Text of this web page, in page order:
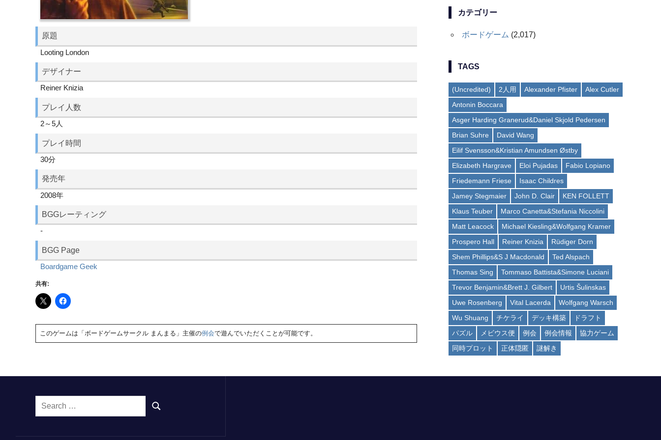
原題
Looting London
デザイナー
Reiner Knizia
プレイ人数
2～5人
プレイ時間
30分
発売年
2008年
BGGレーティング
-
BGG Page
Boardgame Geek
共有:
このゲームは「ボードゲームサークル まんまる」主催の例会で遊んでいただくことが可能です。
カテゴリー
ボードゲーム (2,017)
TAGS
(Uncredited) 2人用 Alexander Pfister
Alex Cutler
Antonin Boccara
Asger Harding Granerud&Daniel Skjold Pedersen
Brian Suhre
David Wang
Eilif Svensson&Kristian Amundsen Østby
Elizabeth Hargrave
Eloi Pujadas
Fabio Lopiano
Friedemann Friese
Isaac Childres
Jamey Stegmaier
John D. Clair
KEN FOLLETT
Klaus Teuber
Marco Canetta&Stefania Niccolini
Matt Leacock
Michael Kiesling&Wolfgang Kramer
Prospero Hall
Reiner Knizia
Rüdiger Dorn
Shem Phillips&S J Macdonald
Ted Alspach
Thomas Sing
Tommaso Battista&Simone Luciani
Trevor Benjamin&Brett J. Gilbert
Urtis Šulinskas
Uwe Rosenberg
Vital Lacerda
Wolfgang Warsch
Wu Shuang
チケライ デッキ構築
ドラフト
パズル
メビウス便 例会 例会情報
協力ゲーム
同時プロット
正体隠匿 謎解き
Search
SEARCH